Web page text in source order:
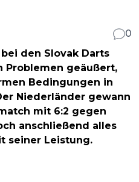
0
den Slovak Darts
Problemen geäußert,
Bedingungen in
Niederländer gewann
mit 6:2 gegen
anschließend alles
seiner Leistung.